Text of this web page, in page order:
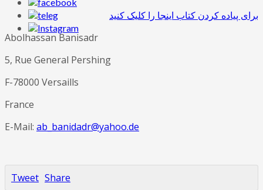
برای پیاده کردن کتاب اینجا را کلیک کنید
Abolhassan Banisadr
5, Rue General Pershing
F-78000 Versaills
France
E-Mail: ab_banidadr@yahoo.de
Tweet Share